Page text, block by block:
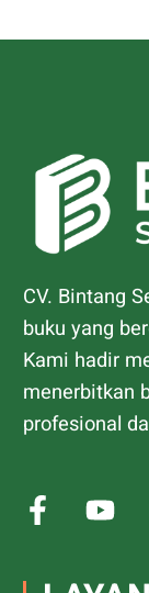
CV. Bintang
buku yang
Kami hadir
menerbitkan
profesional